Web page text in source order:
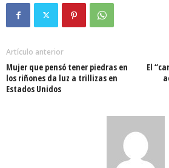
Artículo anterior
Mujer que pensó tener piedras en
los riñones da luz a trillizas en
Estados Unidos
El